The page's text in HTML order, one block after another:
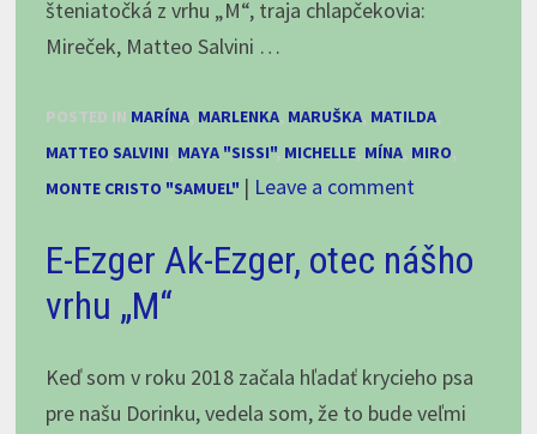
šteniatočká z vrhu „M“, traja chlapčekovia:
Mireček, Matteo Salvini …
POSTED IN MARÍNA, MARLENKA, MARUŠKA, MATILDA,
MATTEO SALVINI, MAYA "SISSI", MICHELLE, MÍNA, MIRO,
MONTE CRISTO "SAMUEL" | Leave a comment
E-Ezger Ak-Ezger, otec nášho
vrhu „M“
Keď som v roku 2018 začala hľadať krycieho psa
pre našu Dorinku, vedela som, že to bude veľmi